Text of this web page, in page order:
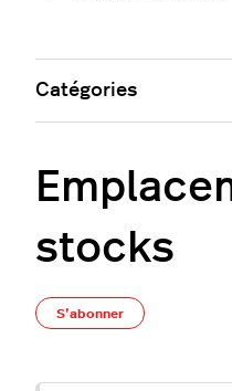
stocks
S’abonner
Catégories